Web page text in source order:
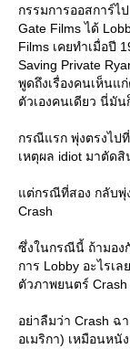
กรรมการออสการ์ไ
Gate Films ได้
Films เคยทำเมื่อปี
Saving Private
พูดถึงเรื่องคนเห็นแ
ตัวเองคนเดียว นี่มัน
กรณีแรก พุ่งตรงไป
เหตุผล idiot มาตัด
ต่กรณีที่สอง กลับพุ่ง
Crash
ซึ่งในกรณีนี้ ถ้ามอง
การ Lobby อะไรเ
ตัวภาพยนตร์ Crash
อย่าลืมว่า Crash ฉ
อเมริกา) เหมือนหนั